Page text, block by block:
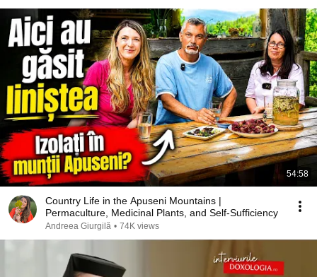
54:58
Country Life in the Apuseni Mountains |
Permaculture, Medicinal Plants, and Self-Sufficiency
Andreea Giurgilă • 74K views